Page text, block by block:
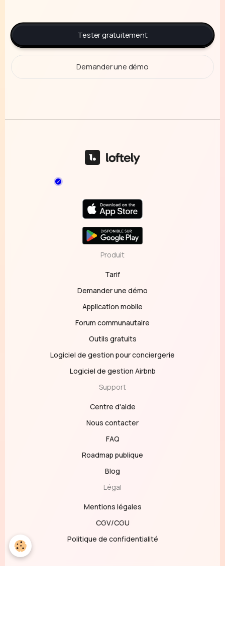
Tester gratuitement
Demander une démo
Produit
Tarif
Demander une démo
Application mobile
Forum communautaire
Outils gratuits
Logiciel de gestion pour conciergerie
Logiciel de gestion Airbnb
Support
Centre d'aide
Nous contacter
FAQ
Roadmap publique
Blog
Légal
Mentions légales
CGV/CGU
Politique de confidentialité